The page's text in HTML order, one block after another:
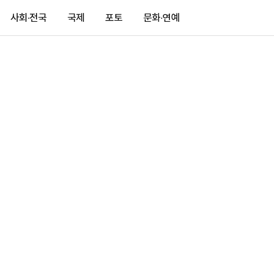
사회·전국 국제 포토 문화·연예